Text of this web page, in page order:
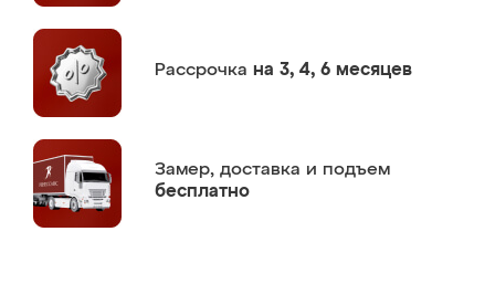
Рассрочка на 3, 4, 6 месяцев
Замер, доставка и подъем
бесплатно